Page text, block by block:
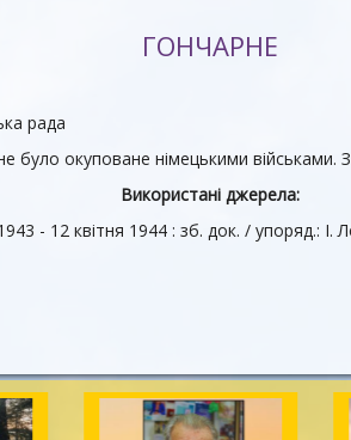
ГОНЧАРНЕ
рада
було окуповане німецькими військами.
Використані джерела:
- 12 квітня 1944 : зб. док. / упоряд.: І.